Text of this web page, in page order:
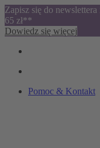
Zapisz się do
65 zł**
Dowiedz się więcej
Pomoc & Kontakt